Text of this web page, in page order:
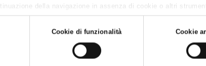
della navigazione in assenza di cookie o altri
leggere laCookie policy.
Cookie di funzionalità Cookie